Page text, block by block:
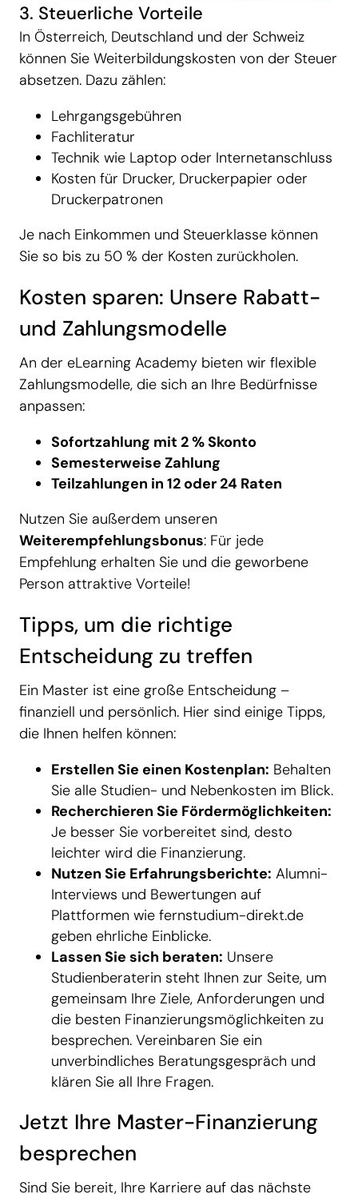
3. Steuerliche Vorteile
In Österreich, Deutschland und der Schweiz
können Sie Weiterbildungskosten von der Steuer
absetzen. Dazu zählen:
Lehrgangsgebühren
Fachliteratur
Technik wie Laptop oder Internetanschluss
Kosten für Drucker, Druckerpapier oder
Druckerpatronen
Je nach Einkommen und Steuerklasse können
Sie so bis zu 50 % der Kosten zurückholen.
Kosten sparen: Unsere Rabatt-
und Zahlungsmodelle
An der eLearning Academy bieten wir flexible
Zahlungsmodelle, die sich an Ihre Bedürfnisse
anpassen:
Sofortzahlung mit 2 % Skonto
Semesterweise Zahlung
Teilzahlungen in 12 oder 24 Raten
Nutzen Sie außerdem unseren
Weiterempfehlungsbonus: Für jede
Empfehlung erhalten Sie und die geworbene
Person attraktive Vorteile!
Tipps, um die richtige
Entscheidung zu treffen
Ein Master ist eine große Entscheidung –
finanziell und persönlich. Hier sind einige Tipps,
die Ihnen helfen können:
Erstellen Sie einen Kostenplan: Behalten
Sie alle Studien- und Nebenkosten im Blick.
Recherchieren Sie Fördermöglichkeiten:
Je besser Sie vorbereitet sind, desto
leichter wird die Finanzierung.
Nutzen Sie Erfahrungsberichte: Alumni-
Interviews und Bewertungen auf
Plattformen wie fernstudium-direkt.de
geben ehrliche Einblicke.
Lassen Sie sich beraten: Unsere
Studienberaterin steht Ihnen zur Seite, um
gemeinsam Ihre Ziele, Anforderungen und
die besten Finanzierungsmöglichkeiten zu
besprechen. Vereinbaren Sie ein
unverbindliches Beratungsgespräch und
klären Sie all Ihre Fragen.
Jetzt Ihre Master-Finanzierung
besprechen
Sind Sie bereit, Ihre Karriere auf das nächste